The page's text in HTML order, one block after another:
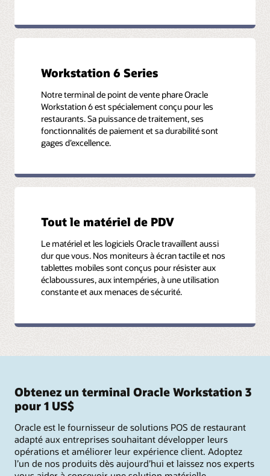
Workstation 6 Series
Notre terminal de point de vente phare Oracle
Workstation 6 est spécialement conçu pour les
restaurants. Sa puissance de traitement, ses
fonctionnalités de paiement et sa durabilité sont
gages d’excellence.
Tout le matériel de PDV
Le matériel et les logiciels Oracle travaillent aussi
dur que vous. Nos moniteurs à écran tactile et nos
tablettes mobiles sont conçus pour résister aux
éclaboussures, aux intempéries, à une utilisation
constante et aux menaces de sécurité.
Obtenez un terminal Oracle Workstation 3
pour 1 US$
Oracle est le fournisseur de solutions POS de restaurant
adapté aux entreprises souhaitant développer leurs
opérations et améliorer leur expérience client. Adoptez
l’un de nos produits dès aujourd’hui et laissez nos experts